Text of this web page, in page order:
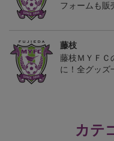
フォームも販
藤枝
藤枝ＭＹＦＣ
に！全グッズ
カテ